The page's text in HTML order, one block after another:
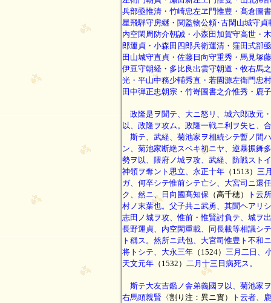
兵部亟惟清・竹崎忠左ヱ門惟豊・髙倉圖
星飛騨守房継・関監物公頼･古閑山城守
内空閑周防介朝誠・小森田加賀守高世・
郎運貞・小森田四郎兵衛運清・窪田式部
田山城守直貞・佐藤日向守重秀・馬見塚
伊豆守朝経・多比良出雲守朝道・牧右馬
光・平山中務少輔秀直・若園源左衛門忠
田中弾正忠朝宗・竹嵜圖書之介惟秀・鹿
政隆是ヲ聞テ、大ニ怒リ、城六郎政元
以、政隆ヲ攻ム。政隆一戦ニ利ヲ失ヒ、
斯テ、武経、菊池家ヲ相続シテ暫ノ間
ン、菊池家断絶スベキ初ニヤ、逆暴振舞
勢ヲ以、隈府ノ城ヲ攻、武経、防戦スト
神領ヲ奪ント思立、永正十年 （1513） 三
ガ、何卒シテ惟前シテ亡シ、大宮司ニ還
ク、然ニ、日向國髙知保 （高千穂）
ト云
村ノ末葉也。父子共ニ武勇、其聞ヘアリ
志田ノ城ヲ攻、惟前・惟賢討負テ、城ヲ
長野運貞、内空閑重載、同長載等相議シ
ト稱ス。然所ニ武包、大宮司惟豊ト不和
将トシテ、大永三年 （1524） 三月二日、
天文元年 （1532） 二月十三日病死ス。
斯テ大友吉鑑ノ舎弟義國ヲ以、菊池家
右馬頭親賢 〈割り注：異ニ實）
ト云者、